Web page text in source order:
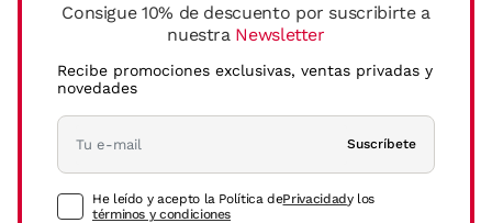
Consigue 10% de descuento por suscribirte a
nuestra Newsletter
Recibe promociones exclusivas, ventas privadas y
novedades
Suscríbete
He leído y acepto la Política dePrivacidady los
términos y condiciones